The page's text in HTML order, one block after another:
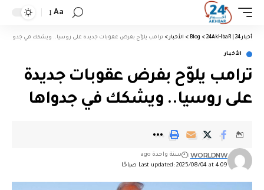
Aa
أخبار 24 | 24AkHbaR >
Blog
> الأخبار > ترامب يلوّح بفرض عقوبات جديدة على روسيا.. ويشكك في جدواها
الأخبار
ترامب يلوّح بفرض عقوبات جديدة
على روسيا.. ويشكك في جدواها
Last updated: 2025/08/04 at 4:09 صباحًا
WORLDNW سنة واحدة ago